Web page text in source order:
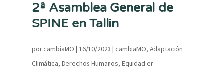
2ª Asamblea General de
SPINE en Tallin
porcambiaMO | 16/10/2023 | cambiaMO, Adaptación
Climática, Derechos Humanos, Equidad en